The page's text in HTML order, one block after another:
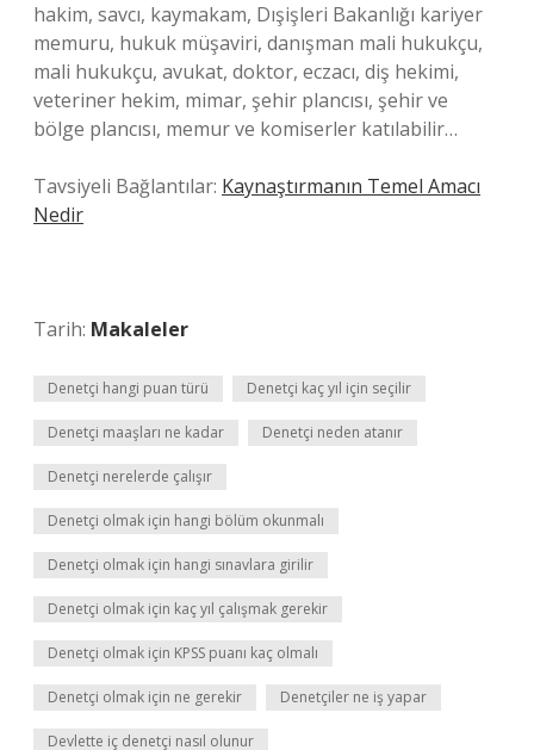
hakim, savcı, kaymakam, Dışişleri Bakanlığı kariyer
memuru, hukuk müşaviri, danışman mali hukukçu,
mali hukukçu, avukat, doktor, eczacı, diş hekimi,
veteriner hekim, mimar, şehir plancısı, şehir ve
bölge plancısı, memur ve komiserler katılabilir…
Tavsiyeli Bağlantılar: Kaynaştırmanın Temel Amacı
Nedir
Tarih: Makaleler
Denetçi hangi puan türü Denetçi kaç yıl için seçilir
Denetçi maaşları ne kadar Denetçi neden atanır
Denetçi nerelerde çalışır
Denetçi olmak için hangi bölüm okunmalı
Denetçi olmak için hangi sınavlara girilir
Denetçi olmak için kaç yıl çalışmak gerekir
Denetçi olmak için KPSS puanı kaç olmalı
Denetçi olmak için ne gerekir Denetçiler ne iş yapar
Devlette iç denetçi nasıl olunur